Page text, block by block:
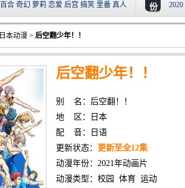
百合 奇幻 萝莉 恋爱 后宫 搞笑 里番 真人
份
2020
日本动漫 > 后空翻少年！！
后空翻少年！！
别 名：后空翻！！
地 区：日本
配 音：日语
更新状态：
更新至全12集
动漫年份： 2021年动画片
动漫类型： 校园 体育 运动